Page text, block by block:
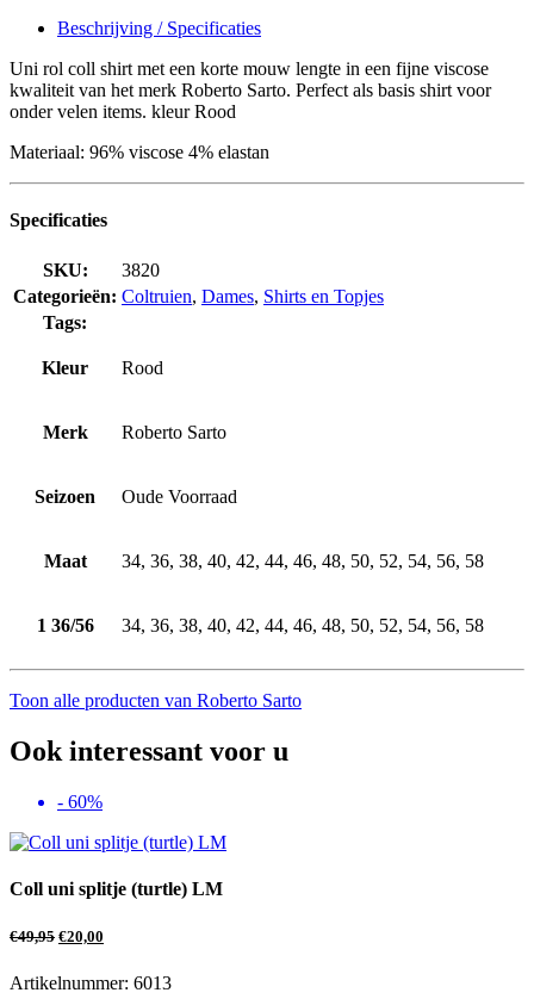
Beschrijving / Specificaties
Uni rol coll shirt met een korte mouw lengte in een fijne viscose
kwaliteit van het merk Roberto Sarto. Perfect als basis shirt voor
onder velen items. kleur Rood
Materiaal: 96% viscose 4% elastan
Specificaties
SKU:
3820
Categorieën: Coltruien, Dames, Shirts en Topjes
Tags:
Kleur Rood
Merk Roberto Sarto
Seizoen Oude Voorraad
Maat 34, 36, 38, 40, 42, 44, 46, 48, 50, 52, 54, 56, 58
1 36/56 34, 36, 38, 40, 42, 44, 46, 48, 50, 52, 54, 56, 58
Toon alle producten van Roberto Sarto
Ook interessant voor u
- 60%
Coll uni splitje (turtle) LM
€49,95 €20,00
Artikelnummer: 6013